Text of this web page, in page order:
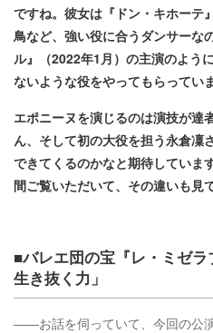
ですね。彼女は『ドン・キホーテ
鳥など、強い役に合うダンサーな
ル』（2022年1月）の主演のよう
ないような役をやってもらっていま
エポニーヌを演じるのは演技が達
ん、そして初の大役を担う永倉凜
できてくるのかなと期待していま
間ご覧いただいて、その違いも見
■バレエ団の宝『レ・ミゼ
生き抜く力」
――お話を伺っていて、今回の公